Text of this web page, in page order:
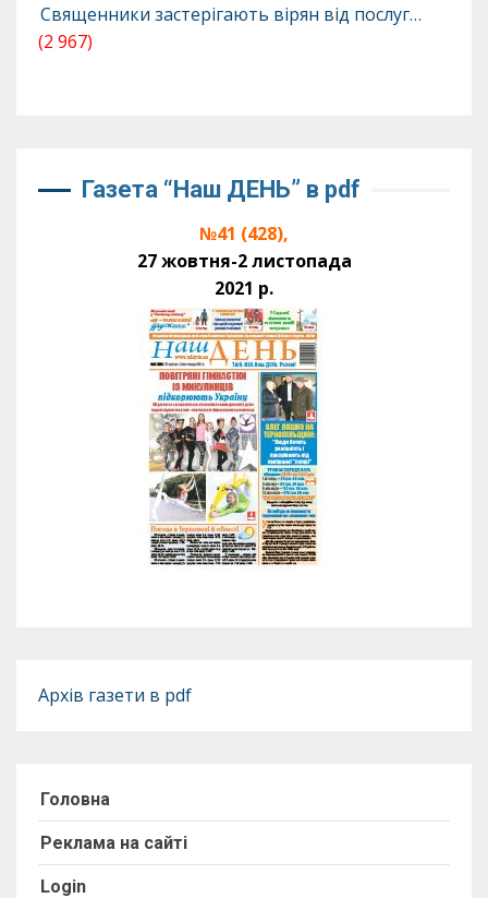
Священники застерігають вірян від послуг…
(2 967)
Газета “Наш ДЕНЬ” в pdf
№41 (428),
27 жовтня-2 листопада
2021 р.
Архів газети в pdf
Головна
Реклама на сайті
Login